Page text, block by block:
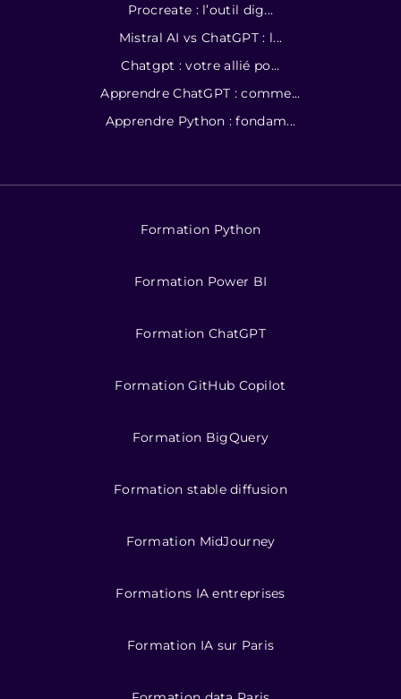
Procreate : l’outil dig...
Mistral AI vs ChatGPT : l...
Chatgpt : votre allié po...
Apprendre ChatGPT : comme...
Apprendre Python : fondam...
Formation Python
Formation Power BI
Formation ChatGPT
Formation GitHub Copilot
Formation BigQuery
Formation stable diffusion
Formation MidJourney
Formations IA entreprises
Formation IA sur Paris